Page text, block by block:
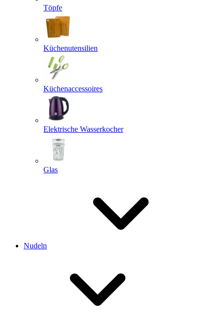
Töpfe
Küchenutensilien
Küchenaccessoires
Elektrische Wasserkocher
Glas
Nudeln